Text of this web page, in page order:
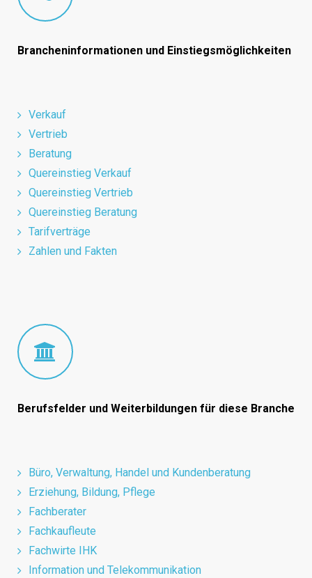
Brancheninformationen und Einstiegsmöglichkeiten
Verkauf
Vertrieb
Beratung
Quereinstieg Verkauf
Quereinstieg Vertrieb
Quereinstieg Beratung
Tarifverträge
Zahlen und Fakten
Berufsfelder und Weiterbildungen für diese Branche
Büro, Verwaltung, Handel und Kundenberatung
Erziehung, Bildung, Pflege
Fachberater
Fachkaufleute
Fachwirte IHK
Information und Telekommunikation